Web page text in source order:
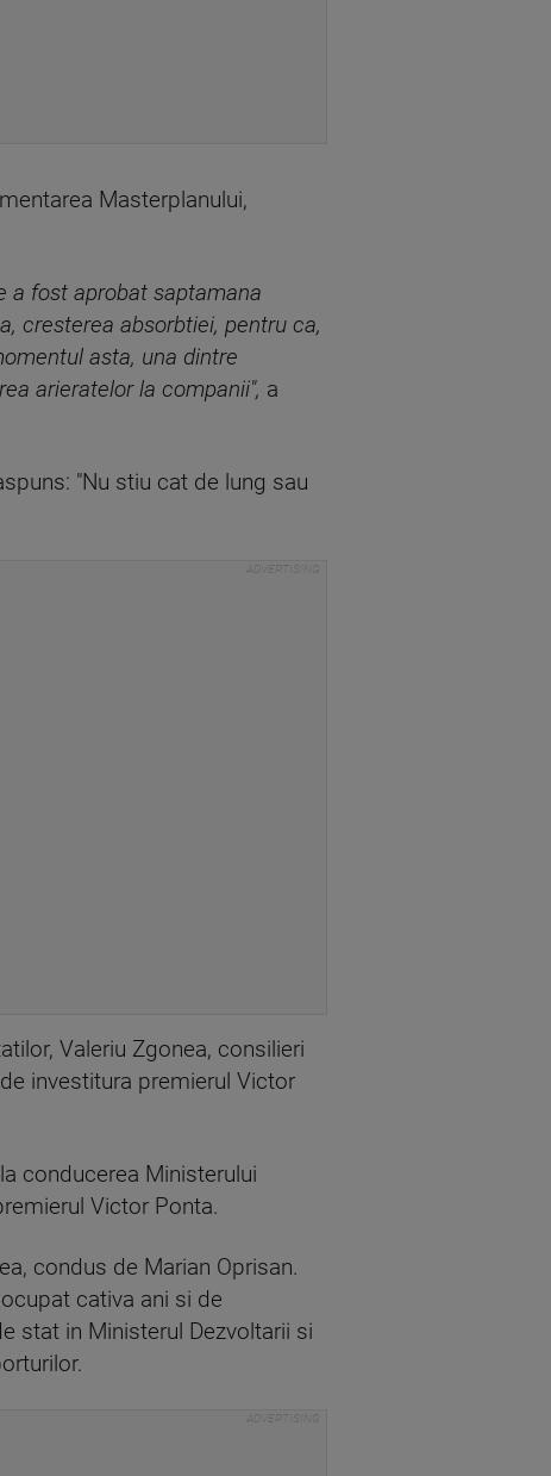
Masterplanului,
a fost aprobat saptamana
cresterea absorbtiei, pentru ca,
asta, una dintre
arieratelor la companii", a
"Nu stiu cat de lung sau
Valeriu Zgonea, consilieri
investitura premierul Victor
conducerea Ministerului
Victor Ponta.
condus de Marian Oprisan.
cativa ani si de
stat in Ministerul Dezvoltarii si